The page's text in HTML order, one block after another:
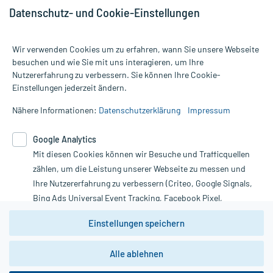
Alle Preise gelten inkl. MwSt., ggf. zzgl. Versandkosten
Informationen auf dieser Website werden ausschließlich für
die Untersuchung und Behandlung durch einen Arzt. Bitte
Therapien eingeleitet werden können. | Diese Webseite benutzt
Google Analytics. Lesen Sie bitte dazu die wichtigen Hinweise in
unserer Datenschutzerklärung. Für den Widerruf einer Bestellung
nutzen Sie das Formular:
Vertrag widerrufen
*Hinweise zu unseren Aktionen und Bewertungen
Datenschutz- und Cookie-Einstellungen
Wir verwenden Cookies um zu erfahren, wann Sie unsere Webseite
besuchen und wie Sie mit uns interagieren, um Ihre
Nutzererfahrung zu verbessern. Sie können Ihre Cookie-
Einstellungen jederzeit ändern.
Nähere Informationen: Datenschutzerklärung Impressum
Google Analytics
Mit diesen Cookies können wir Besuche und Trafficquellen
zählen, um die Leistung unserer Webseite zu messen und
Ihre Nutzererfahrung zu verbessern (Criteo, Google Signals,
Bing Ads Universal Event Tracking, Facebook Pixel,
Youtube-Social Plugin).
Wir weisen darauf hin, dass die
zwingend den Europäischen Anforderungen gem. EU-
DSGVO genügen und ein Datentransfer in Drittstaaten bzw.
Einstellungen speichern
Alle ablehnen